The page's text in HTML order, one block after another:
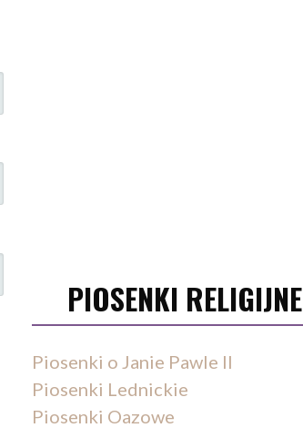
PIOSENKI RELIGIJNE
Piosenki o Janie Pawle II
Piosenki Lednickie
Piosenki Oazowe